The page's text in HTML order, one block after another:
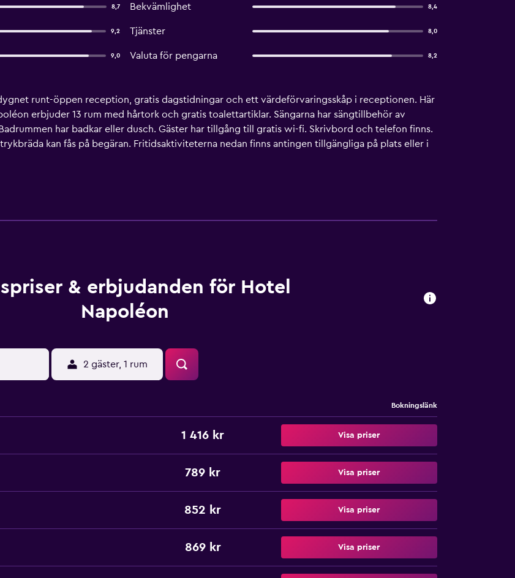
8,7 Bekvämlighet 8,4
9,2 Tjänster 8,0
9,0 Valuta för pengarna 8,2
runt-öppen reception, gratis dagstidningar och ett värdeförvaringsskåp i receptionen. Här
erbjuder 13 rum med hårtork och gratis toalettartiklar. Sängarna har sängtillbehör av
har badkar eller dusch. Gäster har tillgång till gratis wi-fi. Skrivbord och telefon finns.
kan fås på begäran. Fritidsaktiviteterna nedan finns antingen tillgängliga på plats eller i
& erbjudanden för Hotel
Napoléon
2 gäster, 1 rum
Bokningslänk
1 416 kr Visa priser
789 kr Visa priser
852 kr Visa priser
869 kr Visa priser